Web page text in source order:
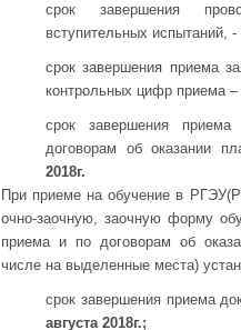
срок завершения
вступительных испытаний, -
срок завершения приема
контрольных цифр приема –
срок завершения
договорам об оказании
2018г.
При приеме на обучение в
очно-заочную, заочную форму
приема и по договорам об
числе на выделенные места)
срок завершения приема
августа 2018г.;